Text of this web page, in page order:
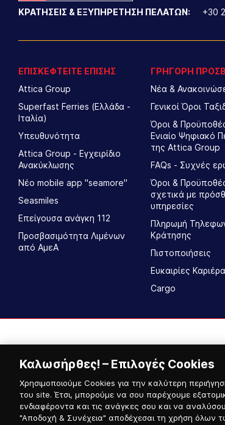
ΚΡΑΤΗΣΕΙΣ & ΕΞΥΠΗΡΕΤΗΣΗ ΠΕΛΑΤΩΝ: +30
ΕΠΙΣΚΕΦΤΕΙΤΕ ΕΠΙΣΗΣ
Attica Group
Superfast Ferries (Ελλάδα -
Ιταλία)
Υπευθυνότητα
Attica Group - Εγχειρίδιο
Ανακύκλωσης
Νέο mobile app "seamore"
Seasmiles
Επείγουσα ανάγκη 112
Προσβασιμότητα Λιμένων
από ΑμεΑ
ΓΡΗΓΟΡΗ
Νέα &
Γενικοί Όροι
Όροι &
Ενιαίο Ψηφιακό
της Attica Group
FAQs - Συχνές
Όροι &
σχετικά με
υπηρεσίες
Πληρωμή
Κράτησης
Πιστοποιήσεις
Ευκαιρίες
Cargo
© 2026, Hellenic Seaways / Αριθμός Γ.Ε.ΜΗ.
Καλωσήρθες! – Επιλογές Cookies
Χρησιμοποιούμε Cookies για την καλύτερη
του site. Έτσι, μπορούμε να σου παρέχουμε
ενδιαφέροντα και τις ανάγκες σου και να
"Αποδοχή & Συνέχεια" αποδέχεσαι τη χρήση όλων